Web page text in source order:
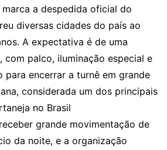
marca a despedida oficial do
diversas cidades do país ao
A expectativa é de uma
com palco, iluminação especial e
para encerrar a turnê em grande
considerada um dos principais
no Brasil
grande movimentação de
da noite, e a organização